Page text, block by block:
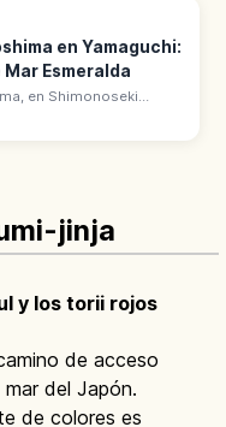
en Yamaguchi:
Mar Esmeralda
en Shimonoseki
1.780 m sobre un mar
en 2000,
jinja
y los torii rojos
de acceso
del Japón.
de colores es